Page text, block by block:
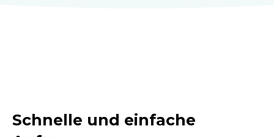
Schnelle und einfache